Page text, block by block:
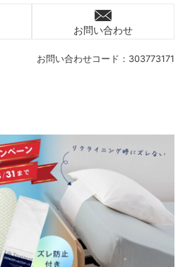
お問い合わせコード： 303773171
お問い合わせ